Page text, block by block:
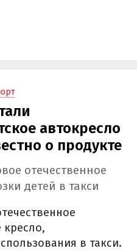
автокресло
о продукте
отечественное
детей в такси
кресло,
в такси.